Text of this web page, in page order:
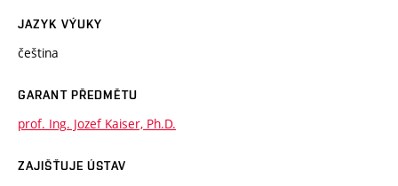
JAZYK VÝUKY
čeština
GARANT PŘEDMĚTU
prof. Ing. Jozef Kaiser, Ph.D.
ZAJIŠŤUJE ÚSTAV